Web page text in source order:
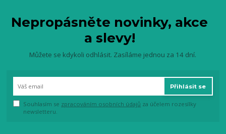
Nepropásněte novinky, akce
a slevy!
Můžete se kdykoli odhlásit. Zasíláme jednou za 14 dní.
Přihlásit se
Souhlasím se zpracováním osobních údajů za účelem rozesílky
newsletteru.